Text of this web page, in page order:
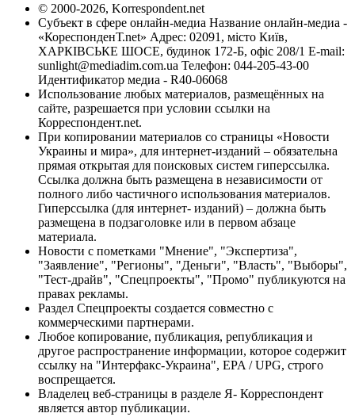
© 2000-2026, Korrespondent.net
Субъект в сфере онлайн-медиа Название онлайн-медиа -
«КореспонденТ.net» Адрес: 02091, місто Київ,
ХАРКІВСЬКЕ ШОСЕ, будинок 172-Б, офіс 208/1 E-mail:
sunlight@mediadim.com.ua Телефон: 044-205-43-00
Идентификатор медиа - R40-06068
Использование любых материалов, размещённых на
сайте, разрешается при условии ссылки на
Корреспондент.net.
При копировании материалов со страницы «Новости
Украины и мира», для интернет-изданий – обязательна
прямая открытая для поисковых систем гиперссылка.
Ссылка должна быть размещена в независимости от
полного либо частичного использования материалов.
Гиперссылка (для интернет- изданий) – должна быть
размещена в подзаголовке или в первом абзаце
материала.
Новости с пометками "Мнение", "Экспертиза",
"Заявление", "Регионы", "Деньги", "Власть", "Выборы",
"Тест-драйв", "Спецпроекты", "Промо" публикуются на
правах рекламы.
Раздел Спецпроекты создается совместно с
коммерческими партнерами.
Любое копирование, публикация, републикация и
другое распространение информации, которое содержит
ссылку на "Интерфакс-Украина", EPA / UPG, строго
воспрещается.
Владелец веб-страницы в разделе Я- Корреспондент
является автор публикации.